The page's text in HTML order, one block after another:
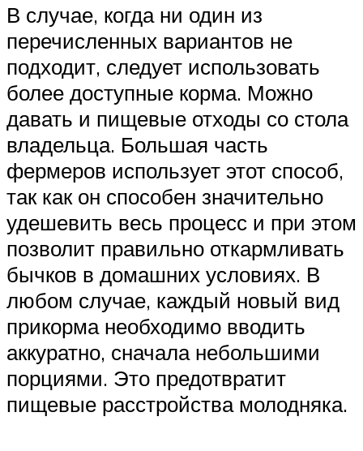
В случае, когда ни один из
перечисленных вариантов не
подходит, следует использовать
более доступные корма. Можно
давать и пищевые отходы со стола
владельца. Большая часть
фермеров использует этот способ,
так как он способен значительно
удешевить весь процесс и при этом
позволит правильно откармливать
бычков в домашних условиях. В
любом случае, каждый новый вид
прикорма необходимо вводить
аккуратно, сначала небольшими
порциями. Это предотвратит
пищевые расстройства молодняка.